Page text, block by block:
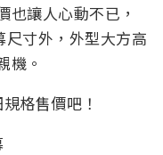
也讓人心動不已，
尺寸外，外型大方高
機。
格售價吧！